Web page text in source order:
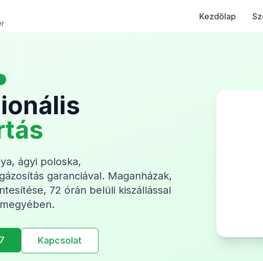
Kezdőlap
ágyi poloska,
garanciával. Maganházak,
72 órán belüli kiszállással
Kapcsolat